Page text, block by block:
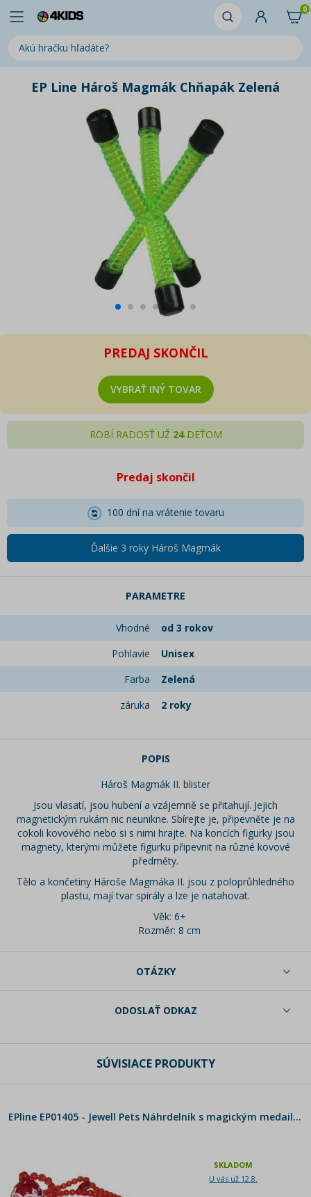
0
EP Line Hároš Magmák Chňapák Zelená
PREDAJ SKONČIL
VYBRAŤ INÝ TOVAR
ROBÍ RADOSŤ UŽ 24DEŤOM
Predaj skončil
100 dní na vrátenie tovaru
Ďalšie 3 roky Hároš Magmák
PARAMETRE
Vhodné
od 3 rokov
Pohlavie
Unisex
Farba
Zelená
záruka
2 roky
POPIS
Hároš Magmák II. blister
Jsou vlasatí, jsou hubení a vzájemně se přitahují. Jejich
magnetickým rukám nic neunikne. Sbírejte je, připevněte je na
cokoli kovového nebo si s nimi hrajte. Na koncích figurky jsou
magnety, kterými můžete figurku připevnit na různé kovové
předměty.
Tělo a končetiny Hároše Magmáka II. jsou z poloprůhledného
plastu, mají tvar spirály a lze je natahovat.
Věk: 6+
Rozměr: 8 cm
OTÁZKY
ODOSLAŤ ODKAZ
SÚVISIACE PRODUKTY
EPline EP01405 - Jewell Pets Náhrdelník s magickým medailonem - Ruby
SKLADOM
U vás už 12.8.